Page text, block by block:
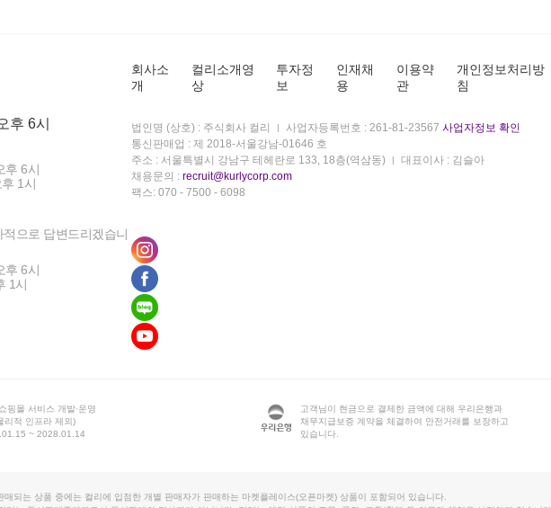
후 6시
후 6시
1시
으로 답변드리겠습니
후 6시
1시
회사소
개
컬리소개영
상
투자정
보
인재채
용
이용약
관
개인정보처리방
침
법인명 (상호) : 주식회사 컬리 사업자등록번호 : 261-81-23567 사업자정보 확인
통신판매업 : 제 2018-서울강남-01646 호
주소 : 서울특별시 강남구 테헤란로 133, 18층(역삼동)
대표이사 : 김슬아
채용문의 : recruit@kurlycorp.com
팩스: 070 - 7500 - 6098
핑몰 서비스 개발·운영
리적 인프라 제외)
~ 2028.01.14
고객님이 현금으로 결제한 금액에 대해 우리은행과
채무지급보증 계약을 체결하여 안전거래를 보장하고
있습니다.
매되는 상품 중에는 컬리에 입점한 개별 판매자가 판매하는 마켓플레이스(오픈마켓) 상품이 포함되어 있습니다.